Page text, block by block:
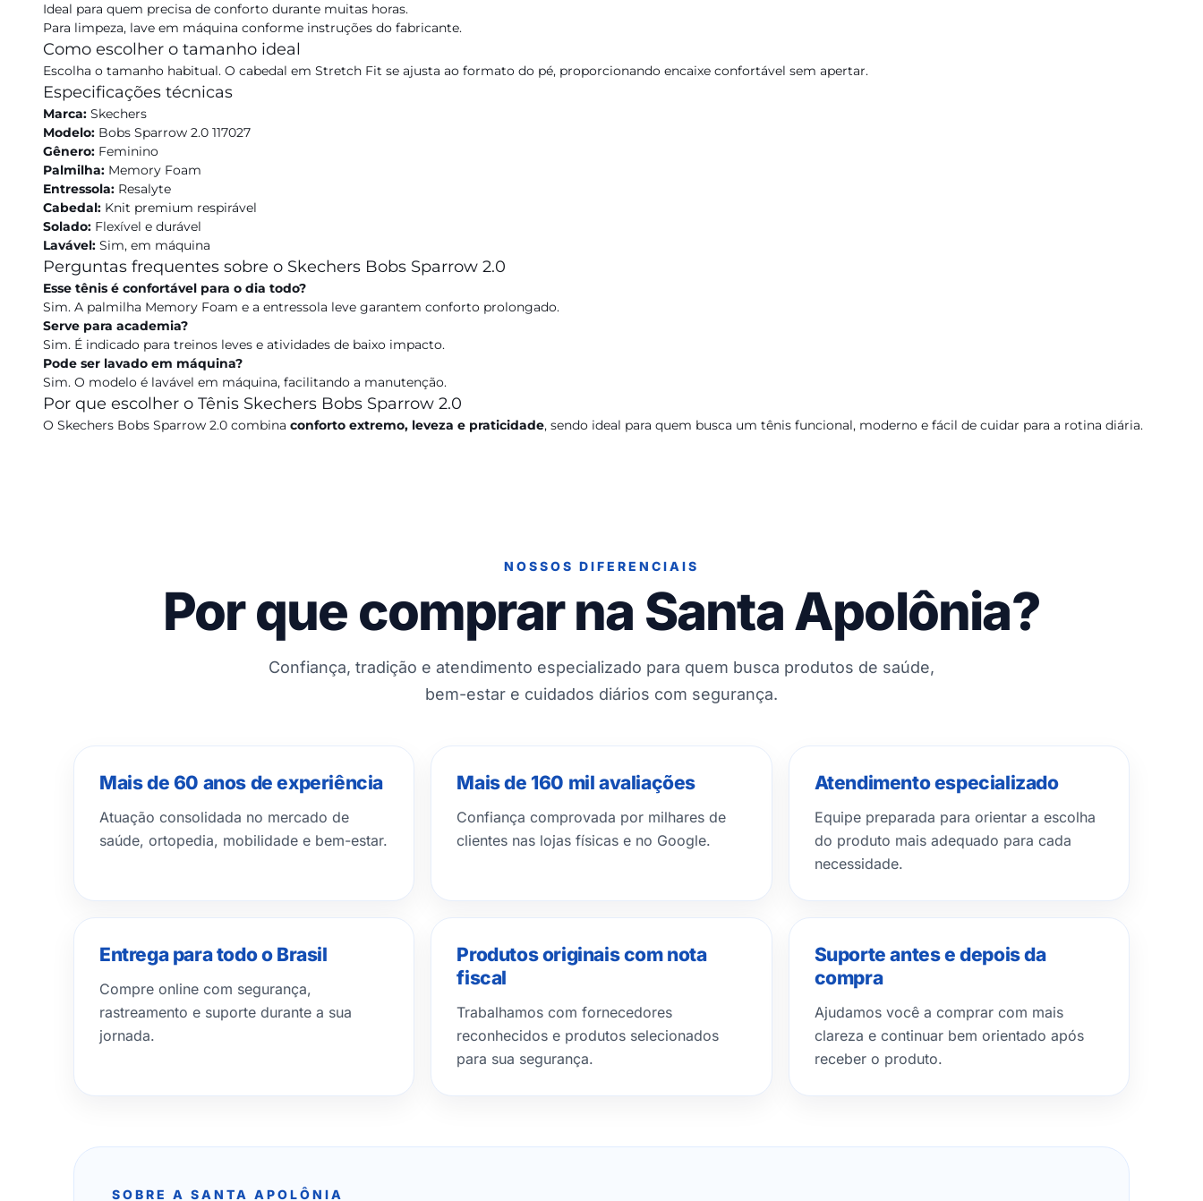
Ideal para quem precisa de conforto durante muitas horas.
Para limpeza, lave em máquina conforme instruções do fabricante.
Como escolher o tamanho ideal
Escolha o tamanho habitual. O cabedal em Stretch Fit se ajusta ao formato do pé, proporcionando encaixe confortável sem apertar.
Especificações técnicas
Marca: Skechers
Modelo: Bobs Sparrow 2.0 117027
Gênero: Feminino
Palmilha: Memory Foam
Entressola: Resalyte
Cabedal: Knit premium respirável
Solado: Flexível e durável
Lavável: Sim, em máquina
Perguntas frequentes sobre o Skechers Bobs Sparrow 2.0
Esse tênis é confortável para o dia todo?
Sim. A palmilha Memory Foam e a entressola leve garantem conforto prolongado.
Serve para academia?
Sim. É indicado para treinos leves e atividades de baixo impacto.
Pode ser lavado em máquina?
Sim. O modelo é lavável em máquina, facilitando a manutenção.
Por que escolher o Tênis Skechers Bobs Sparrow 2.0
O Skechers Bobs Sparrow 2.0 combina conforto extremo, leveza e praticidade, sendo ideal para quem busca um tênis funcional, moderno e fácil de cuidar para a rotina diária.
NOSSOS DIFERENCIAIS
Por que comprar na Santa Apolônia?
Confiança, tradição e atendimento especializado para quem busca produtos de saúde,
bem-estar e cuidados diários com segurança.
Mais de 60 anos de experiência
Atuação consolidada no mercado de
saúde, ortopedia, mobilidade e bem-estar.
Mais de 160 mil avaliações
Confiança comprovada por milhares de
clientes nas lojas físicas e no Google.
Atendimento especializado
Equipe preparada para orientar a escolha
do produto mais adequado para cada
necessidade.
Entrega para todo o Brasil
Compre online com segurança,
rastreamento e suporte durante a sua
jornada.
Produtos originais com nota
fiscal
Trabalhamos com fornecedores
reconhecidos e produtos selecionados
para sua segurança.
Suporte antes e depois da
compra
Ajudamos você a comprar com mais
clareza e continuar bem orientado após
receber o produto.
SOBRE A SANTA APOLÔNIA